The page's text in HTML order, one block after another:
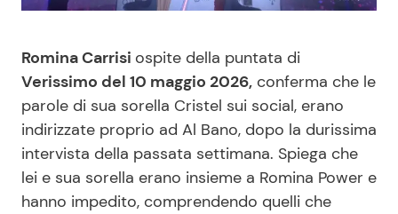
Mondo Mamma
News benessere
Salute
Le Ricette in TV
Primi Piatti
Ricette Facili e Veloci
Romina Carrisi ospite della puntata di
Verissimo del 10 maggio 2026, conferma che le
parole di sua sorella Cristel sui social, erano
indirizzate proprio ad Al Bano, dopo la durissima
intervista della passata settimana. Spiega che
lei e sua sorella erano insieme a Romina Power e
hanno impedito, comprendendo quelli che